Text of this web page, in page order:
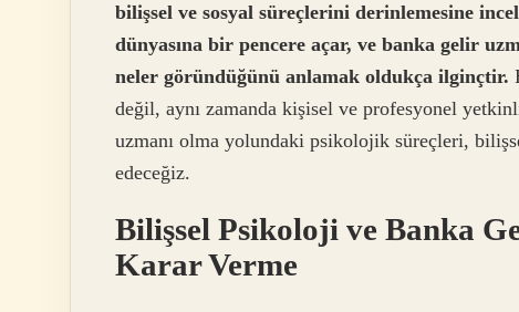
bilişsel ve sosyal süreçlerini derinlemesine
dünyasına bir pencere açar, ve banka gelir
neler göründüğünü anlamak oldukça ilginçtir.
değil, aynı zamanda kişisel ve profesyonel
uzmanı olma yolundaki psikolojik süreçleri,
edeceğiz.
Bilişsel Psikoloji ve Banka
Karar Verme